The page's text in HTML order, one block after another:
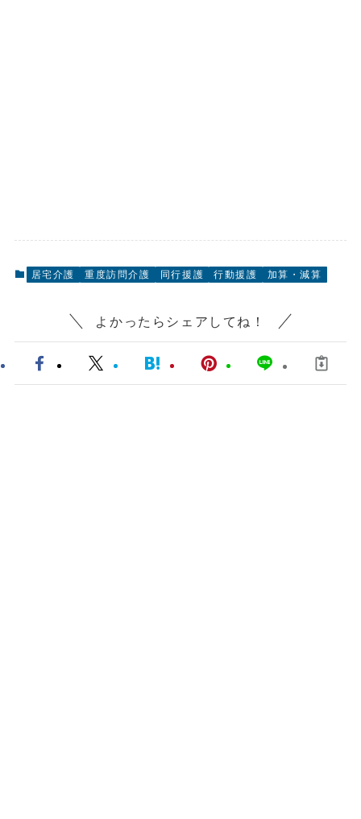
居宅介護 重度訪問介護 同行援護 行動援護 加算・減算
よかったらシェアしてね！